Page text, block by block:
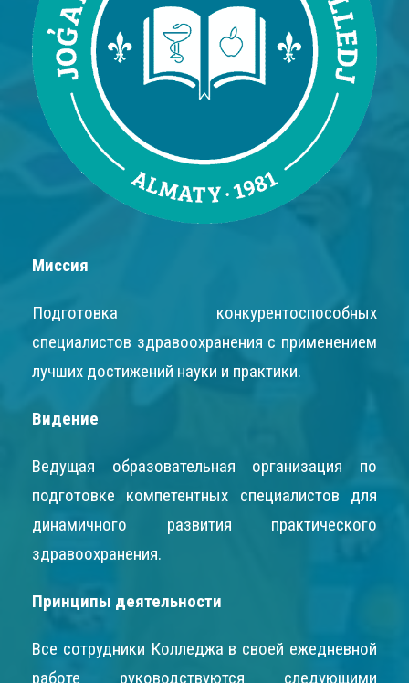
Миссия
Подготовка конкурентоспособных
специалистов здравоохранения с применением
лучших достижений науки и практики.
Видение
Ведущая образовательная организация по
подготовке компетентных специалистов для
динамичного развития практического
здравоохранения.
Принципы деятельности
Все сотрудники Колледжа в своей ежедневной
работе руководствуются следующими